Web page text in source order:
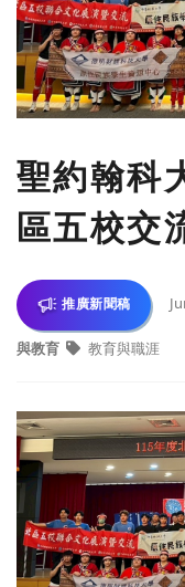
聖約翰科
區五校
推廣新聞稿
與教育 教育與職涯